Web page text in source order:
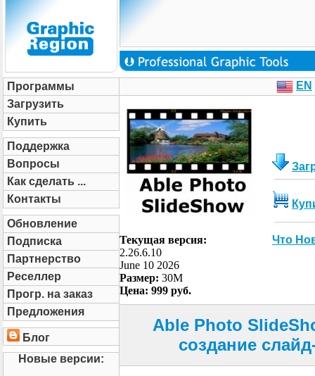
Программы
Загрузить
Купить
Поддержка
Вопросы
Как сделать ...
Контакты
Обновление
Подписка
Партнерство
Реселлер
Прогр. на заказ
Предложения
Блог
Новые версии:
EN
Текущая версия:
2.26.6.10
June 10 2026
Размер: 30M
Цена: 999 руб.
Что
Able Photo
создание